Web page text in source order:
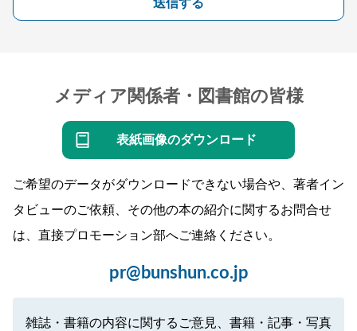
送信する
メディア関係者・図書館の皆様
表紙画像のダウンロード
ご希望のデータがダウンロードできない場合や、著者イン
タビューのご依頼、その他の本の紹介に関するお問合せ
は、直接プロモーション部へご連絡ください。
pr@bunshun.co.jp
雑誌・書籍の内容に関するご意見、書籍・記事・写真